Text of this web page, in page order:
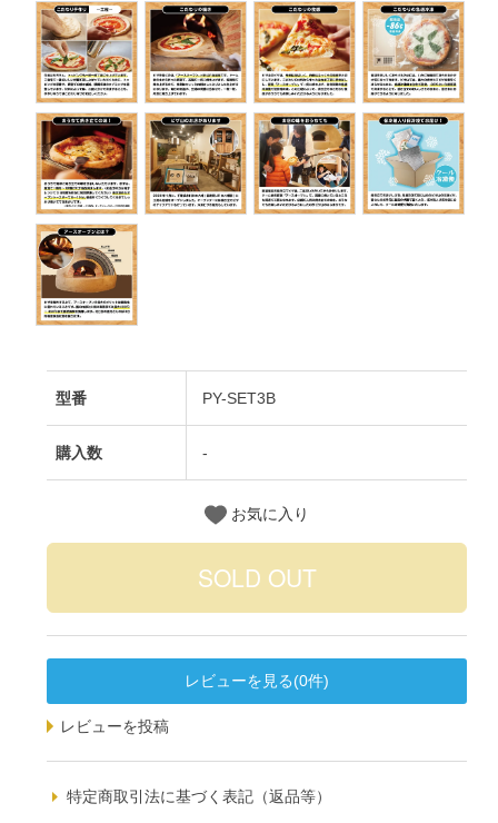
型番 PY-SET3B
購入数 -
お気に入り
レビューを見る(0件)
レビューを投稿
特定商取引法に基づく表記（返品等）